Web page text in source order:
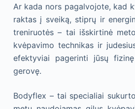
Ar kada nors pagalvojote, kad
raktas į sveiką, stiprų ir
treniruotės – tai išskirtinė
kvėpavimo technikas ir
efektyviai pagerinti jūsų
gerovę.
Bodyflex – tai specialiai